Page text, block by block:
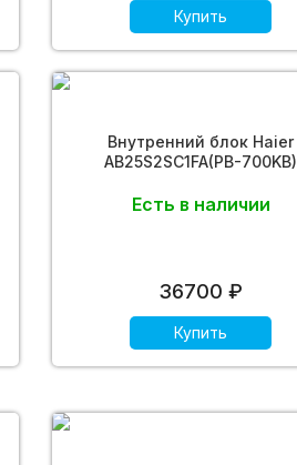
Купить
Внутренний блок Haier
AB25S2SC1FA(PB-700KB)
Есть в наличии
36700 ₽
Купить